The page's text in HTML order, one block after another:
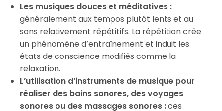
Les musiques douces et méditatives :
généralement aux tempos plutôt lents et au
sons relativement répétitifs. La répétition crée
un phénomène d’entraînement et induit les
états de conscience modifiés comme la
relaxation.
L’utilisation d’instruments de musique pour
réaliser des bains sonores, des voyages
sonores ou des massages sonores :ces